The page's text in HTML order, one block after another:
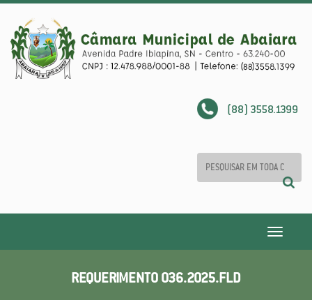
(88) 3558.1399
Toggle
REQUERIMENTO 036.2025.FLD